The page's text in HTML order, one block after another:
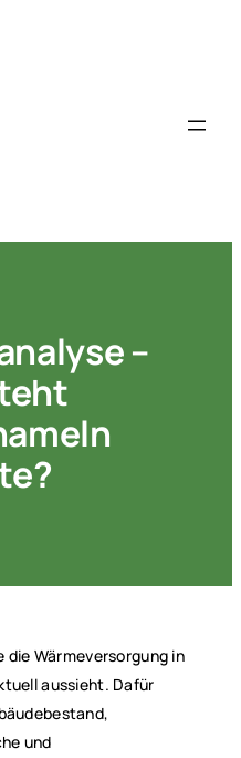
–
Wärmeversorgung in
aussieht. Dafür
und